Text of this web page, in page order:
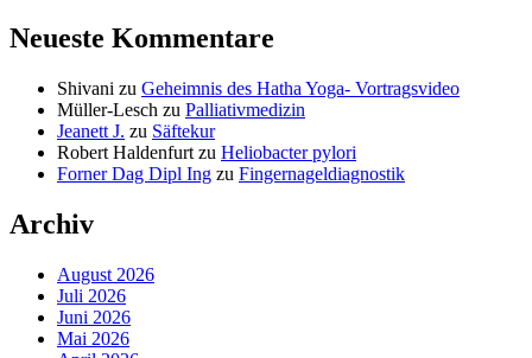
Neueste Kommentare
Shivani zu Geheimnis des Hatha Yoga- Vortragsvideo
Müller-Lesch zu Palliativmedizin
Jeanett J. zu Säftekur
Robert Haldenfurt zu Heliobacter pylori
Forner Dag Dipl Ing zu Fingernageldiagnostik
Archiv
August 2026
Juli 2026
Juni 2026
Mai 2026